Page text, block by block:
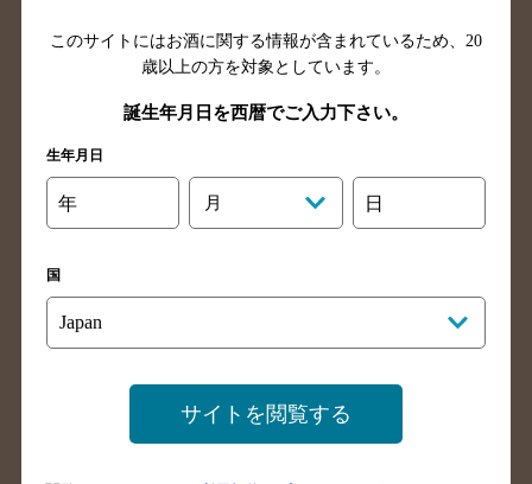
神奈川県のバー検索
千葉県のバー検索
埼玉県のバー検索
愛知県のバー検索
静岡県のバー検索
三重県のバー検索
岐阜県のバー検索
石川県のバー検索
福井県のバー検索
大阪府のバー検索
京都府のバー検索
広島県のバー検索
島根県のバー検索
徳島県のバー検索
香川県のバー検索
愛媛県のバー検索
このサイトにはお酒に関する情報が含まれているため、 20
歳以上の方を対象としています。
誕生年月日を西暦でご入力下さい。
生年月日
年 月 日
国
サイトを閲覧する